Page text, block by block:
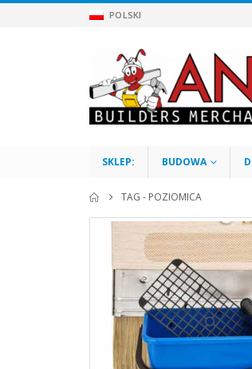
POLSKI
SKLEP: BUDOWA
TAG - POZIOMICA